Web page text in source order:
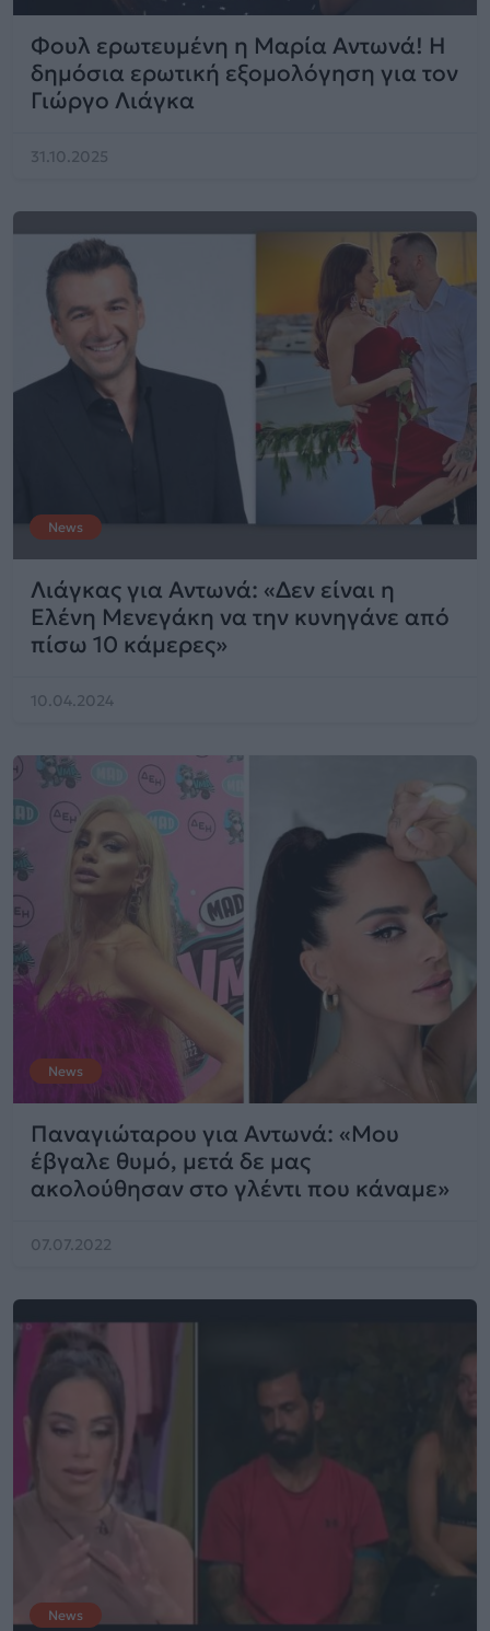
Φουλ ερωτευμένη η Μαρία Αντωνά! Η
δημόσια ερωτική εξομολόγηση για τον
Γιώργο Λιάγκα
31.10.2025
News
Λιάγκας για Αντωνά: «Δεν είναι η
Ελένη Μενεγάκη να την κυνηγάνε από
πίσω 10 κάμερες»
10.04.2024
News
Παναγιώταρου για Αντωνά: «Μου
έβγαλε θυμό, μετά δε μας
ακολούθησαν στο γλέντι που κάναμε»
07.07.2022
News